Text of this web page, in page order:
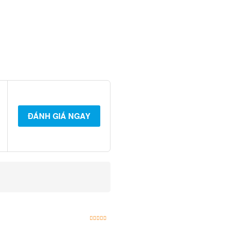
ĐÁNH GIÁ NGAY